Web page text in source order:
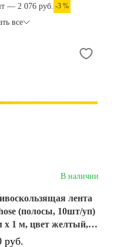
— 2 076 руб. -3 %
все
В наличии
лента
(полосы, 10шт/уп)
х 1 м, цвет желтый,
руб.